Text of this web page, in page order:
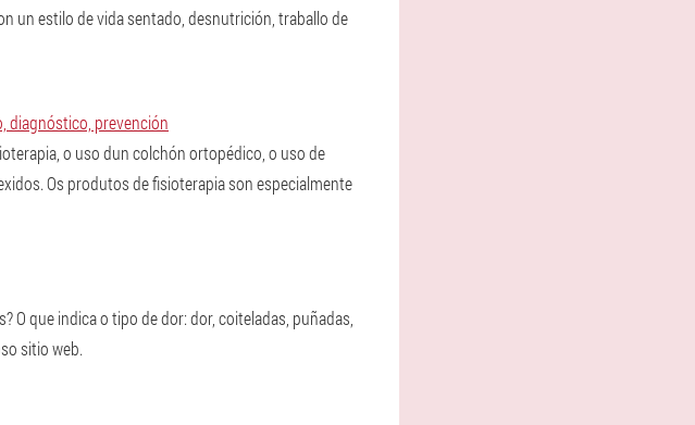
un estilo de vida sentado, desnutrición, traballo de
diagnóstico, prevención
o uso dun colchón ortopédico, o uso de
Os produtos de fisioterapia son especialmente
O que indica o tipo de dor: dor, coiteladas, puñadas,
sitio web.